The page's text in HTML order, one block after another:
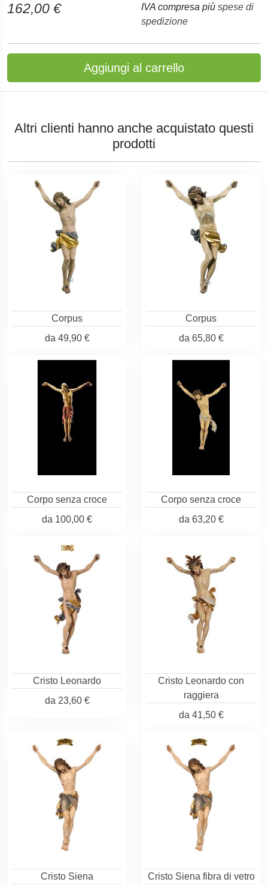
162,00 € IVA compresa più spese di
spedizione
Aggiungi al carrello
Altri clienti hanno anche acquistato questi
prodotti
Corpus
da 49,90 €
Corpus
da 65,80 €
Corpo senza croce
da 100,00 €
Corpo senza croce
da 63,20 €
Cristo Leonardo
da 23,60 €
Cristo Leonardo con
raggiera
da 41,50 €
Cristo Siena
Cristo Siena fibra di vetro